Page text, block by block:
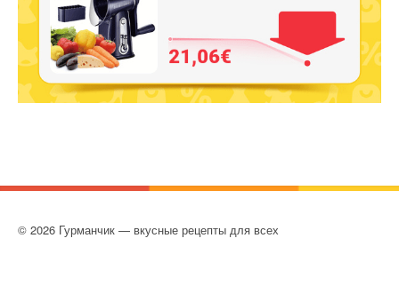
© 2026 Гурманчик — вкусные рецепты для всех